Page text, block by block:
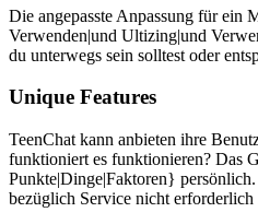
Die angepasste Anpassung für ein
Verwenden|und Ultizing|und
du unterwegs sein solltest oder
Unique Features
TeenChat kann anbieten ihre
funktioniert es funktionieren? Das
Punkte|Dinge|Faktoren} persönlich.
bezüglich Service nicht